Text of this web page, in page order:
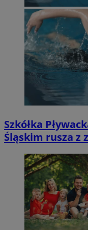
Szkółka
Śląskim rusza z